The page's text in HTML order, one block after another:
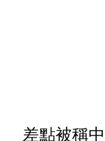
差點被稱